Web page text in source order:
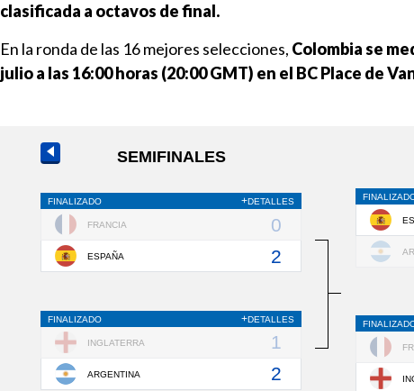
clasificada a octavos de final.
En la ronda de las 16 mejores selecciones, Colombia se
julio a las 16:00 horas (20:00 GMT) en el BC Place de